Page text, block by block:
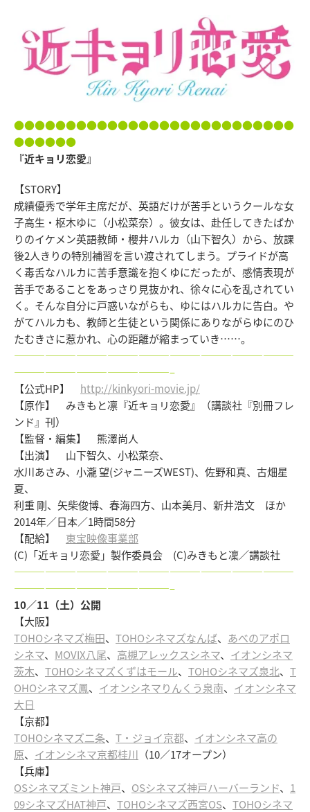
●●●●●●●●●●●●●●●●●●●●●●●●●●●
●●●●●●
『近キョリ恋愛』
【STORY】
成績優秀で学年主席だが、英語だけが苦手というクールな女
子高生・枢木ゆに（小松菜奈）。彼女は、赴任してきたばか
りのイケメン英語教師・櫻井ハルカ（山下智久）から、放課
後2人きりの特別補習を言い渡されてしまう。プライドが高
く毒舌なハルカに苦手意識を抱くゆにだったが、感情表現が
苦手であることをあっさり見抜かれ、徐々に心を乱されてい
く。そんな自分に戸惑いながらも、ゆにはハルカに告白。や
がてハルカも、教師と生徒という関係にありながらゆにのひ
たむきさに惹かれ、心の距離が縮まっていき……。
———————————————————————————
———————————————–
【公式HP】 http://kinkyori-movie.jp/
【原作】 みきもと凛『近キョリ恋愛』（講談社『別冊フレ
ンド』刊）
【監督・編集】 熊澤尚人
【出演】 山下智久、小松菜奈、
水川あさみ、小瀧 望(ジャニーズWEST)、佐野和真、古畑星
夏、
利重 剛、矢柴俊博、春海四方、山本美月、新井浩文 ほか
2014年／日本／1時間58分
【配給】 東宝映像事業部
(C)「近キョリ恋愛」製作委員会 (C)みきもと凜／講談社
———————————————————————————
———————————————–
10／11（土）公開
【大阪】
TOHOシネマズ梅田、 TOHOシネマズなんば、 あべのアポロ
シネマ、 MOVIX八尾、 高槻アレックスシネマ、 イオンシネマ
茨木、 TOHOシネマズくずはモール、 TOHOシネマズ泉北、 T
OHOシネマズ鳳、 イオンシネマりんくう泉南、 イオンシネマ
大日
【京都】
TOHOシネマズ二条、 T・ジョイ京都、 イオンシネマ高の
原、 イオンシネマ京都桂川 （10／17オープン）
【兵庫】
OSシネマズミント神戸、 OSシネマズ神戸ハーバーランド、 1
09シネマズHAT神戸、 TOHOシネマズ西宮OS、 TOHOシネマ